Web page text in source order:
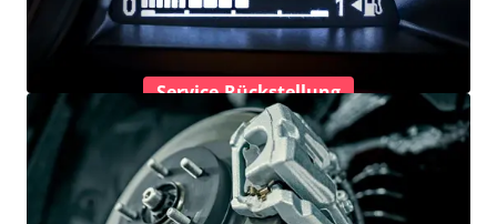
Service-Rückstellung